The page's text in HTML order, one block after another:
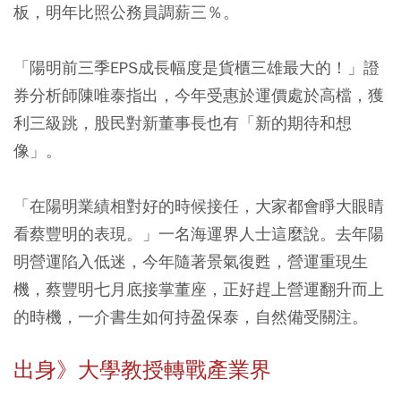
板，明年比照公務員調薪三％。
「陽明前三季EPS成長幅度是貨櫃三雄最大的！」證
券分析師陳唯泰指出，今年受惠於運價處於高檔，獲
利三級跳，股民對新董事長也有「新的期待和想
像」。
「在陽明業績相對好的時候接任，大家都會睜大眼睛
看蔡豐明的表現。」一名海運界人士這麼說。去年陽
明營運陷入低迷，今年隨著景氣復甦，營運重現生
機，蔡豐明七月底接掌董座，正好趕上營運翻升而上
的時機，一介書生如何持盈保泰，自然備受關注。
出身》大學教授轉戰產業界